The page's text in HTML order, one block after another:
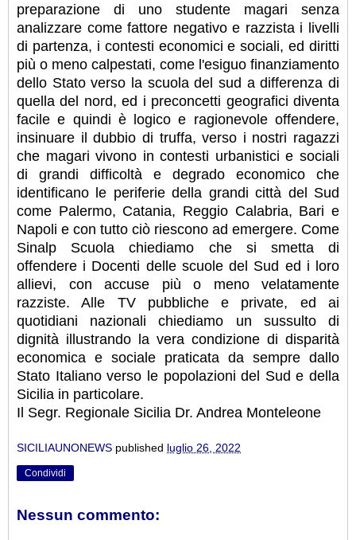
preparazione di uno studente magari senza
analizzare come fattore negativo e razzista i livelli
di partenza, i contesti economici e sociali, ed diritti
più o meno calpestati, come l'esiguo finanziamento
dello Stato verso la scuola del sud a differenza di
quella del nord, ed i preconcetti geografici diventa
facile e quindi è logico e ragionevole offendere,
insinuare il dubbio di truffa, verso i nostri ragazzi
che magari vivono in contesti urbanistici e sociali
di grandi difficoltà e degrado economico che
identificano le periferie della grandi città del Sud
come Palermo, Catania, Reggio Calabria, Bari e
Napoli e con tutto ciò riescono ad emergere. Come
Sinalp Scuola chiediamo che si smetta di
offendere i Docenti delle scuole del Sud ed i loro
allievi, con accuse più o meno velatamente
razziste. Alle TV pubbliche e private, ed ai
quotidiani nazionali chiediamo un sussulto di
dignità illustrando la vera condizione di disparità
economica e sociale praticata da sempre dallo
Stato Italiano verso le popolazioni del Sud e della
Sicilia in particolare.
Il Segr. Regionale Sicilia Dr. Andrea Monteleone
SICILIAUNONEWS published luglio 26, 2022
Condividi
Nessun commento: